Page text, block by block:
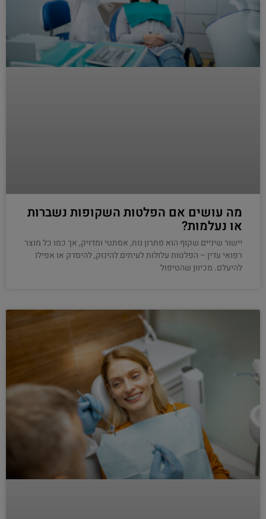
מה עושים אם הפלטות השקופות נשברות
או נעלמות?
יישור שיניים שקוף הוא פתרון נוח, אסתטי ומדויק, אך כמו כל מוצר
רפואי עדין – הפלטות עלולות לעיתים להינזק, להיסדק או אפילו
להיעלם. מכיוון שהטיפול